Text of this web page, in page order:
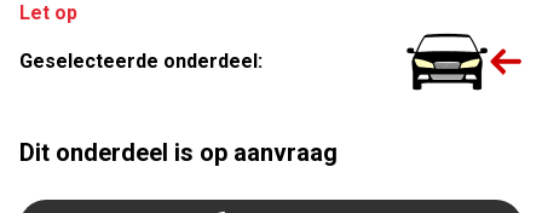
Let op
Geselecteerde onderdeel:
Dit onderdeel is op aanvraag